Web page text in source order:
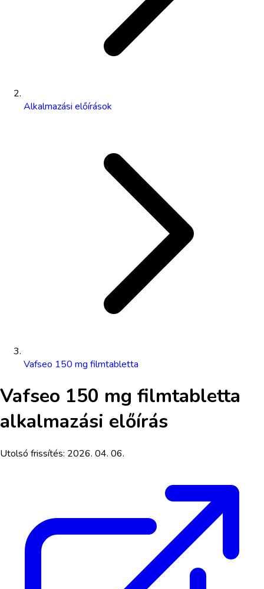
Alkalmazási előírások
Vafseo 150 mg filmtabletta
Vafseo 150 mg filmtabletta
alkalmazási előírás
Utolsó frissítés: 2026. 04. 06.